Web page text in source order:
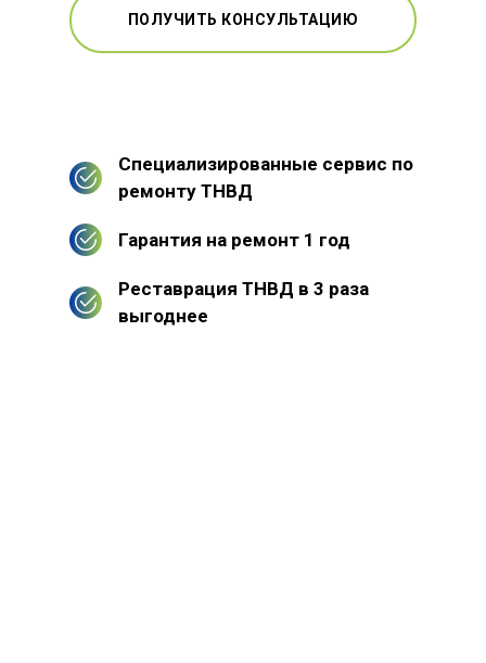
ПОЛУЧИТЬ КОНСУЛЬТАЦИЮ
Специализированные сервис по
ремонту ТНВД
Гарантия на ремонт 1 год
Реставрация ТНВД в 3 раза
выгоднее